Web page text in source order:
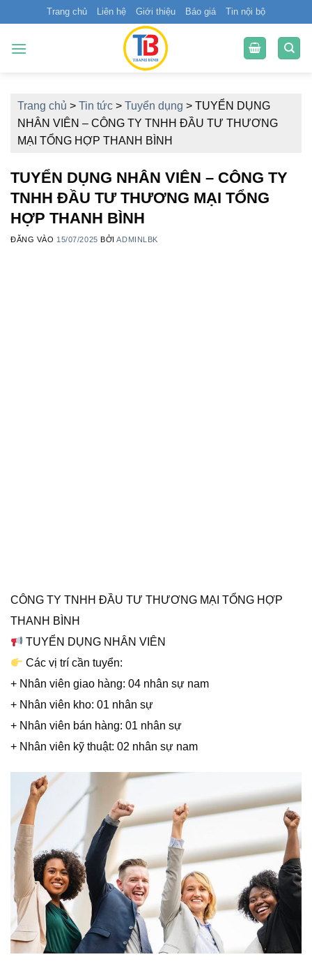
qua
nội
Trang chủ Liên hệ Giới thiệu Báo giá Tin nội bộ
Trang chủ > Tin tức > Tuyển dụng > TUYỂN DỤNG
NHÂN VIÊN – CÔNG TY TNHH ĐẦU TƯ THƯƠNG
MẠI TỔNG HỢP THANH BÌNH
TUYỂN DỤNG NHÂN VIÊN – CÔNG TY
TNHH ĐẦU TƯ THƯƠNG MẠI TỔNG
HỢP THANH BÌNH
ĐĂNG VÀO 15/07/2025 BỞIADMINLBK
CÔNG TY TNHH ĐẦU TƯ THƯƠNG MẠI TỔNG HỢP
THANH BÌNH
TUYỂN DỤNG NHÂN VIÊN
Các vị trí cần tuyển:
+ Nhân viên giao hàng: 04 nhân sự nam
+ Nhân viên kho: 01 nhân sự
+ Nhân viên bán hàng: 01 nhân sự
+ Nhân viên kỹ thuật: 02 nhân sự nam